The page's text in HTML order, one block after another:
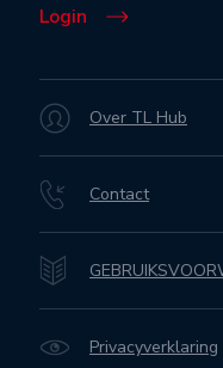
Login
Over TL Hub
Contact
Privacyverklaring